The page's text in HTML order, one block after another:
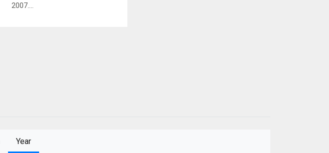
2007....
Year